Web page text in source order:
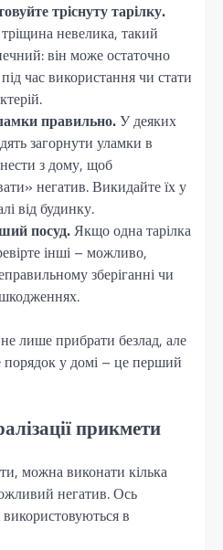
тріснуту тарілку.
невелика, такий
він може остаточно
час використання чи стати
правильно.У деяких
загорнути уламки в
з дому, щоб
негатив. Викидайте їх у
від будинку.
посуд.Якщо одна тарілка
інші – можливо,
зберіганні чи
лише прибрати безлад, але
у домі – це перший
прикмети
можна виконати кілька
негатив. Ось
в